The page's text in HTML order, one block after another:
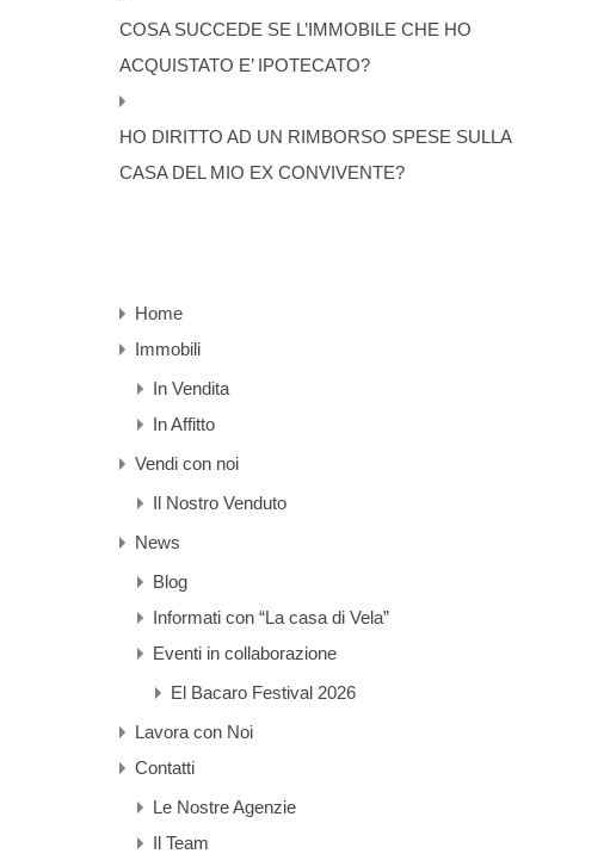
COSA SUCCEDE SE L’IMMOBILE CHE HO
ACQUISTATO E’ IPOTECATO?
HO DIRITTO AD UN RIMBORSO SPESE SULLA
CASA DEL MIO EX CONVIVENTE?
Home
Immobili
In Vendita
In Affitto
Vendi con noi
Il Nostro Venduto
News
Blog
Informati con “La casa di Vela”
Eventi in collaborazione
El Bacaro Festival 2026
Lavora con Noi
Contatti
Le Nostre Agenzie
Il Team